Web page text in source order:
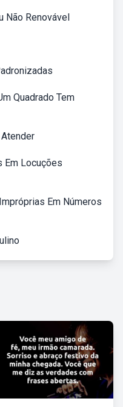
Não Renovável
Quadrado Tem
Em Locuções
Em Números